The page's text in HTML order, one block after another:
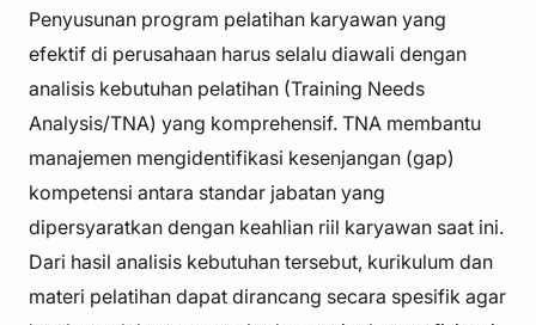
Penyusunan program pelatihan karyawan yang
efektif di perusahaan harus selalu diawali dengan
analisis kebutuhan pelatihan (Training Needs
Analysis/TNA) yang komprehensif. TNA membantu
manajemen mengidentifikasi kesenjangan (gap)
kompetensi antara standar jabatan yang
dipersyaratkan dengan keahlian riil karyawan saat ini.
Dari hasil analisis kebutuhan tersebut, kurikulum dan
materi pelatihan dapat dirancang secara spesifik agar